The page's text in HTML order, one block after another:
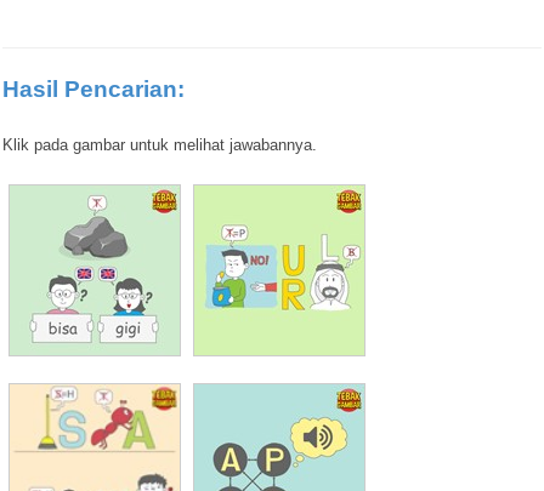
Hasil Pencarian:
Klik pada gambar untuk melihat jawabannya.